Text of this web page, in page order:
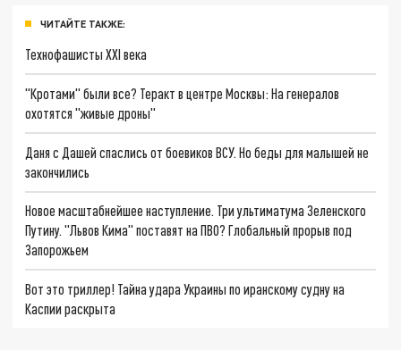
ЧИТАЙТЕ ТАКЖЕ:
Технофашисты XXI века
"Кротами" были все? Теракт в центре Москвы: На генералов
охотятся "живые дроны"
Даня с Дашей спаслись от боевиков ВСУ. Но беды для малышей не
закончились
Новое масштабнейшее наступление. Три ультиматума Зеленского
Путину. "Львов Кима" поставят на ПВО? Глобальный прорыв под
Запорожьем
Вот это триллер! Тайна удара Украины по иранскому судну на
Каспии раскрыта